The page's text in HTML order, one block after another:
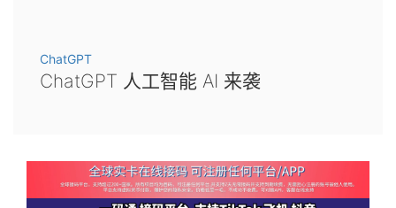
ChatGPT
ChatGPT 人工智能 AI 来袭